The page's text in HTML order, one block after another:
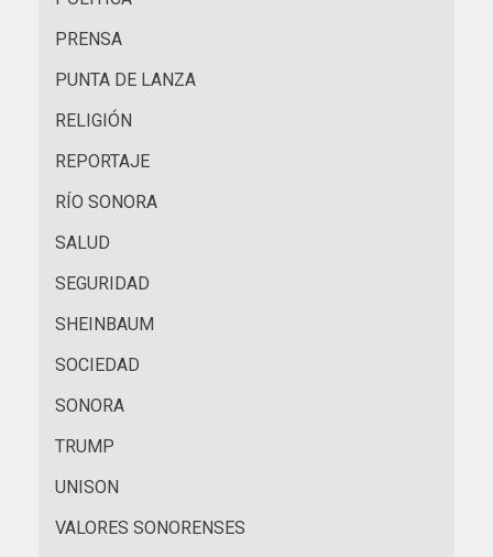
PRENSA
PUNTA DE LANZA
RELIGIÓN
REPORTAJE
RÍO SONORA
SALUD
SEGURIDAD
SHEINBAUM
SOCIEDAD
SONORA
TRUMP
UNISON
VALORES SONORENSES